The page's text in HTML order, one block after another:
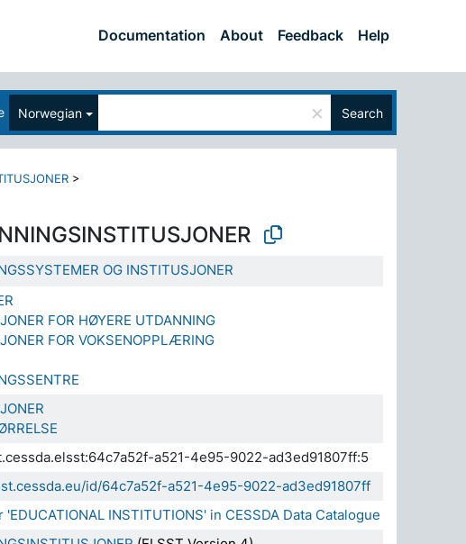
Documentation About Feedback Help
Norwegian × Search
>
OG INSTITUSJONER
FOR HØYERE UTDANNING
FOR VOKSENOPPLÆRING
a521-4e95-9022-ad3ed91807ff:5
id/64c7a52f-a521-4e95-9022-ad3ed91807ff
'EDUCATIONAL INSTITUTIONS' in CESSDA Data Catalogue